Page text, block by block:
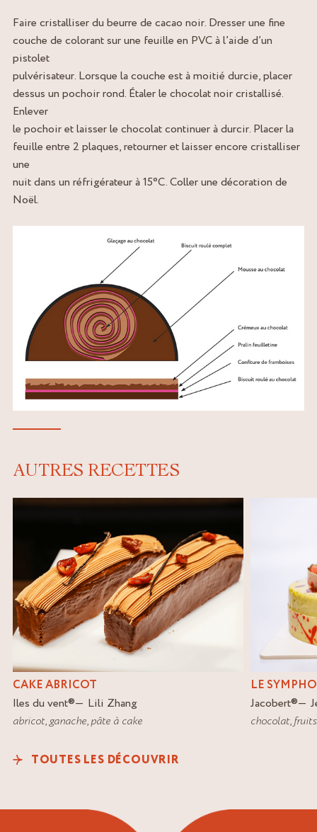
Faire cristalliser du beurre de cacao noir. Dresser une fine
couche de colorant sur une feuille en PVC à l’aide d’un
pistolet
pulvérisateur. Lorsque la couche est à moitié durcie, placer
dessus un pochoir rond. Étaler le chocolat noir cristallisé.
Enlever
le pochoir et laisser le chocolat continuer à durcir. Placer la
feuille entre 2 plaques, retourner et laisser encore cristalliser
une
nuit dans un réfrigérateur à 15°C. Coller une décoration de
Noël.
AUTRES RECETTES
CAKE ABRICOT
Iles du vent®
Lili Zhang
abricot,ganache,pâte à cake
LE
Jacobert®
chocolat,
TOUTES LES DÉCOUVRIR